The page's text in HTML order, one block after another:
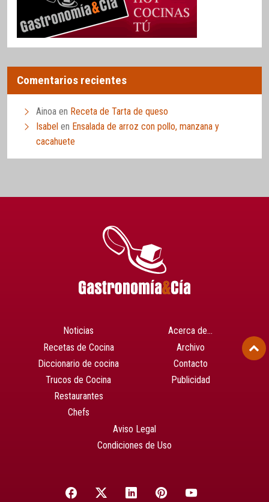
Comentarios recientes
Ainoa en Receta de Tarta de queso
Isabel en Ensalada de arroz con pollo, manzana y
cacahuete
Noticias
Recetas de Cocina
Diccionario de cocina
Trucos de Cocina
Restaurantes
Chefs
Acerca de…
Archivo
Contacto
Publicidad
Aviso Legal
Condiciones de Uso